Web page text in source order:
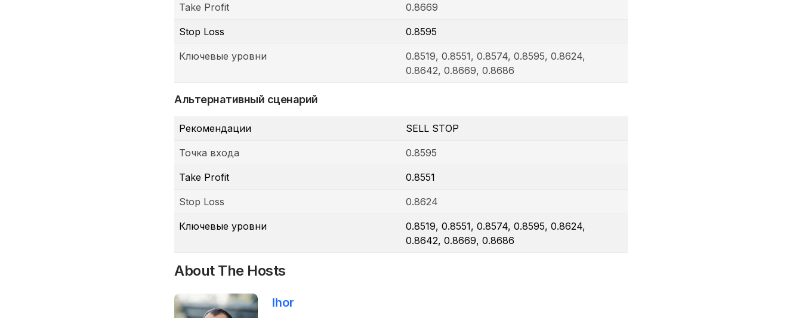
Take Profit 0.8669
Stop Loss 0.8595
Ключевые уровни
0.8519, 0.8551, 0.8574, 0.8595, 0.8624,
0.8642, 0.8669, 0.8686
Альтернативный сценарий
Рекомендации SELL STOP
Точка входа 0.8595
Take Profit 0.8551
Stop Loss 0.8624
Ключевые уровни
0.8519, 0.8551, 0.8574, 0.8595, 0.8624,
0.8642, 0.8669, 0.8686
About The Hosts
Ihor